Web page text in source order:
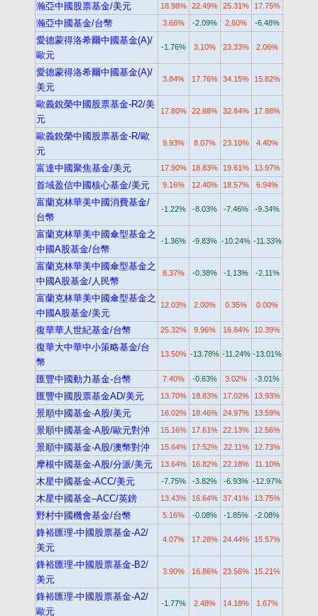
瀚亞中國股票基金/美元 18.98% 22.49% 25.31% 17.75%
瀚亞中國基金/台幣 3.66% -2.09% 2.60% -6.48%
愛德蒙得洛希爾中國基金(A)/
歐元
-1.76% 3.10% 23.33% 2.06%
愛德蒙得洛希爾中國基金(A)/
美元
3.84% 17.76% 34.15% 15.82%
歐義銳榮中國股票基金-R2/美
元
17.80% 22.68% 32.84% 17.88%
歐義銳榮中國股票基金-R/歐
元
9.93% 8.07% 23.10% 4.40%
富達中國聚焦基金/美元 17.90% 18.83% 19.61% 13.97%
首域盈信中國核心基金/美元 9.16% 12.40% 18.57% 6.94%
富蘭克林華美中國消費基金/
台幣
-1.22% -8.03% -7.46% -9.34%
富蘭克林華美中國傘型基金之
中國A股基金/台幣
-1.36% -9.83% -10.24% -11.33%
富蘭克林華美中國傘型基金之
中國A股基金/人民幣
8.37% -0.38% -1.13% -2.11%
富蘭克林華美中國傘型基金之
中國A股基金/美元
12.03% 2.00% 0.35% 0.00%
復華華人世紀基金/台幣 25.32% 9.96% 16.84% 10.39%
復華大中華中小策略基金/台
幣
13.50% -13.78% -11.24% -13.01%
匯豐中國動力基金-台幣 7.40% -0.63% 3.02% -3.01%
匯豐中國股票基金AD/美元 13.70% 18.83% 17.02% 13.93%
景順中國基金-A股/美元 16.02% 18.46% 24.97% 13.59%
景順中國基金-A股/歐元對沖 15.16% 17.61% 22.13% 12.56%
景順中國基金-A股/澳幣對沖 15.64% 17.52% 22.11% 12.73%
摩根中國基金-A股/分派/美元 13.64% 16.82% 22.18% 11.10%
木星中國基金-ACC/美元 -7.75% -3.82% -6.93% -12.97%
木星中國基金–ACC/英鎊 13.43% 16.64% 37.41% 13.75%
野村中國機會基金/台幣 5.16% -0.08% -1.85% -2.08%
鋒裕匯理-中國股票基金-A2/
美元
4.07% 17.28% 24.44% 15.57%
鋒裕匯理-中國股票基金-B2/
美元
3.90% 16.86% 23.56% 15.21%
鋒裕匯理-中國股票基金-A2/
歐元
-1.77% 2.48% 14.18% 1.67%